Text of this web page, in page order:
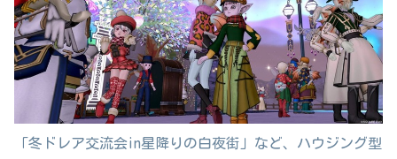
「冬ドレア交流会in星降りの白夜街」など、ハウジング型